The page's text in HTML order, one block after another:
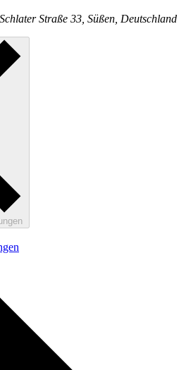
Schlater Straße 33, Süßen, Deutschland